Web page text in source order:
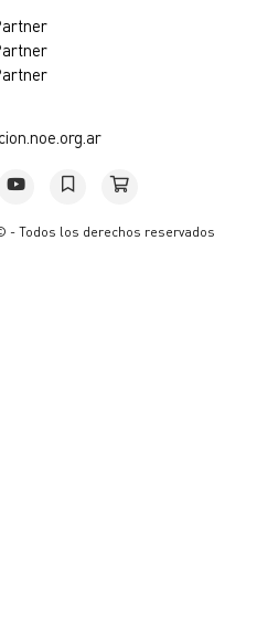
© - Todos los derechos reservados